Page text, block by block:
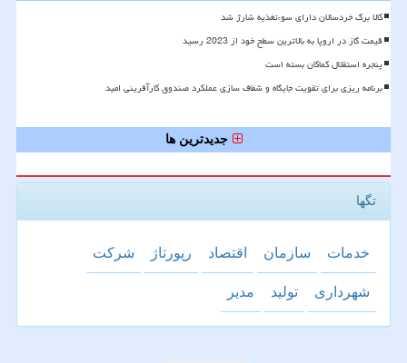
کالا برگ خردسالان دارای سوءتغذیه شارژ شد
قیمت گاز در اروپا به بالاترین سطح خود از 2023 رسید
پنجره استقلال کماکان بسته است
برنامه ریزی برای تقویت جایگاه و شفاف سازی عملکرد صندوق کارآفرینی امید
جدیدترین ها
تگها
خدمات سازمان اقتصاد رپورتاژ شركت
شهرداری تولید مدیر